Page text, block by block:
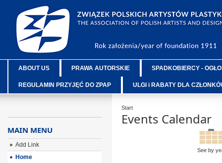
ABOUT US PRAWA AUTORSKIE SPADKOBIERCY -
REGULAMIN PRZYJĘĆ DO ZPAP ULGI i RABATY DLA
Start
Events Calendar
See by
MAIN MENU
Add Link
Home